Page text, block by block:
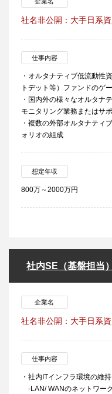
社名非公開：大手日系
仕事内容
・オルタナティブ低流動性
トデット等）ファンドのゲ
・国内外の様々なオルタナ
モニタリング業務またはサ
・複数の外部オルタナティ
ォリオの組成
想定年収
800万～2000万円
社内SE（基盤担当）
企業名
社名非公開：大手日系
仕事内容
・社内ITインフラ環境の維
-LAN/ WANのネットワー